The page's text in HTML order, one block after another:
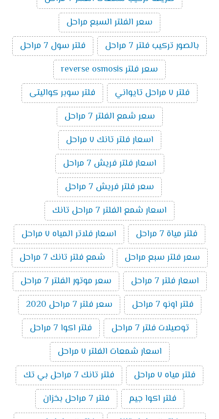
سعر الفلتر السبع مراحل
بالصور تركيب فلتر 7 مراحل
فلتر سول 7 مراحل
سعر فلتر reverse osmosis
فلتر ٧ مراحل تايواني
فلتر سوبر كواليتى
سعر شمع الفلتر 7 مراحل
اسعار فلتر تانك ٧ مراحل
اسعار فلتر فريش 7 مراحل
سعر فلتر فريش 7 مراحل
اسعار شمع الفلتر 7 مراحل تانك
فلتر مياة 7 مراحل
اسعار فلاتر المياه ٧ مراحل
سعر فلتر سبع مراحل
شمع فلتر تانك 7 مراحل
اسعار فلتر 7 مراحل
سعر موتور الفلتر 7 مراحل
فلتر اونو 7 مراحل
سعر فلتر 7 مراحل 2020
توصيلات فلتر 7 مراحل
فلتر اكوا 7 مراحل
اسعار شمعات الفلتر ٧ مراحل
فلتر مياه ٧ مراحل
فلتر تانك 7 مراحل بي تك
فلتر اكوا جيم
فلتر 7 مراحل بخزان